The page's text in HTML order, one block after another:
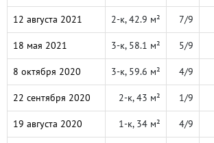
12 августа 2021 2-к, 42.9 м² 7/9
18 мая 2021 3-к, 58.1 м² 5/9
8 октября 2020 3-к, 59.6 м² 4/9
22 сентября 2020 2-к, 43 м² 1/9
19 августа 2020 1-к, 34 м² 4/9